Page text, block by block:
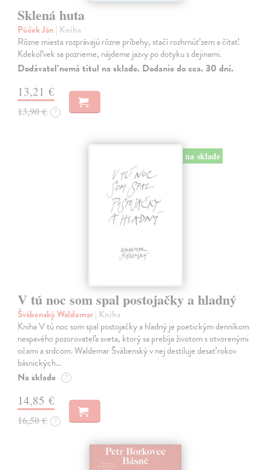
Sklená huta
Púček Ján | Kniha
Rôzne miesta rozprávajú rôzne príbehy, stačí rozhrnúť zem a čítať.
Kdekoľvek sa pozrieme, nájdeme jazvy po dotyku s dejinami.
Dodávateľ nemá titul na sklade. Dodanie do cca. 30 dní.
13,21 €
13,90 € ?
na sklade
V tú noc som spal postojačky a hladný
Švábenský Waldemar| Kniha
Kniha V tú noc som spal postojačky a hladný je poetickým denníkom
nespavého pozorovateľa sveta, ktorý sa prebíja životom s otvorenými
očami a srdcom. Waldemar Švábenský v nej destiluje desať rokov
básnických…
Na sklade ?
14,85 €
16,50 € ?